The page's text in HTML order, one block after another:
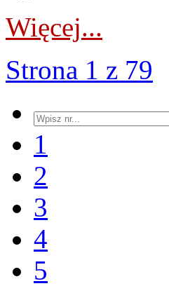
Więcej...
Strona 1 z 79
1
2
3
4
5